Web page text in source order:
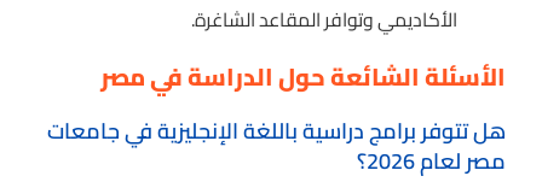
الأكاديمي وتوافر المقاعد الشاغرة.
الأسئلة الشائعة حول الدراسة في مصر
هل تتوفر برامج دراسية باللغة الإنجليزية في جامعات
مصر لعام 2026؟